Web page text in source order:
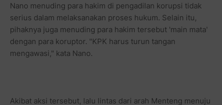
Nano menuding para hakim di pengadilan korupsi tidak
serius dalam melaksanakan proses hukum. Selain itu,
pihaknya juga menuding para hakim tersebut 'main mata'
dengan para koruptor. "KPK harus turun tangan
mengawasi," kata Nano.
Akibat aksi tersebut, lalu lintas dari arah Menteng menuju